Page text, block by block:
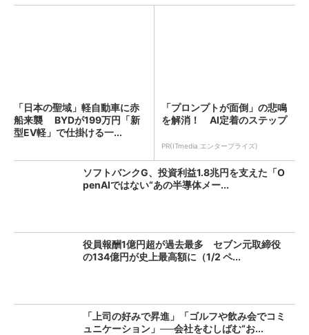
「日本の聖域」軽自動車に赤
船来襲 BYDが199万円「新
型EV軽」で仕掛ける一...
「プロンプトが面倒」の悲鳴
を解消！ AI定着のステップ
PR(ITmedia エンタープライズ)
ソフトバンクG、投資利益1.8兆円を支えた「O
penAIではない“あの半導体メー...
役員報酬1億円超が過去最多 セブン元取締役
の134億円が史上最高額に（1/2 ペ...
「上司の好みで昇進」「ゴルフや飲み会でコミ
ュニケーション」──会社をむしばむ“お...